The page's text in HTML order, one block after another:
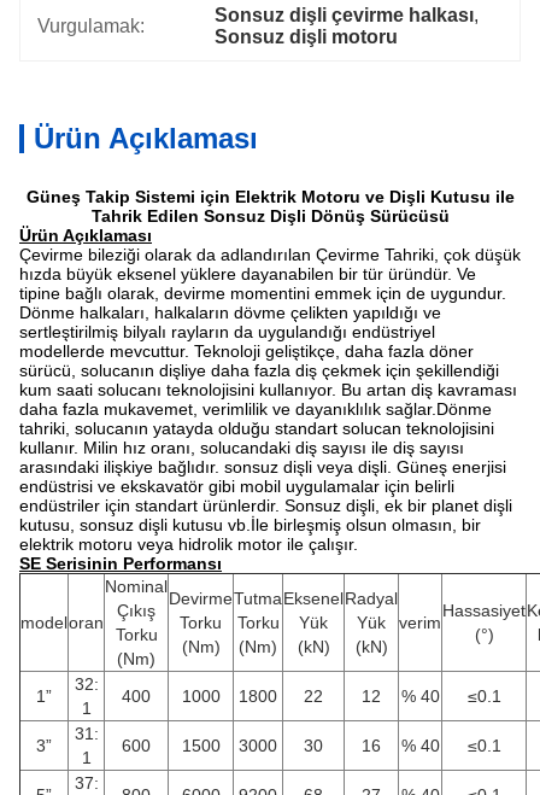
Vurgulamak:
Sonsuz dişli çevirme halkası,
Sonsuz dişli motoru
Ürün Açıklaması
Güneş Takip Sistemi için Elektrik Motoru ve Dişli Kutusu ile
Tahrik Edilen Sonsuz Dişli Dönüş Sürücüsü
Ürün Açıklaması
Çevirme bileziği olarak da adlandırılan Çevirme Tahriki, çok düşük
hızda büyük eksenel yüklere dayanabilen bir tür üründür. Ve
tipine bağlı olarak, devirme momentini emmek için de uygundur.
Dönme halkaları, halkaların dövme çelikten yapıldığı ve
sertleştirilmiş bilyalı rayların da uygulandığı endüstriyel
modellerde mevcuttur. Teknoloji geliştikçe, daha fazla döner
sürücü, solucanın dişliye daha fazla diş çekmek için şekillendiği
kum saati solucanı teknolojisini kullanıyor. Bu artan diş kavraması
daha fazla mukavemet, verimlilik ve dayanıklılık sağlar.Dönme
tahriki, solucanın yatayda olduğu standart solucan teknolojisini
kullanır. Milin hız oranı, solucandaki diş sayısı ile diş sayısı
arasındaki ilişkiye bağlıdır. sonsuz dişli veya dişli. Güneş enerjisi
endüstrisi ve ekskavatör gibi mobil uygulamalar için belirli
endüstriler için standart ürünlerdir. Sonsuz dişli, ek bir planet dişli
kutusu, sonsuz dişli kutusu vb.İle birleşmiş olsun olmasın, bir
elektrik motoru veya hidrolik motor ile çalışır.
SE Serisinin Performansı
modeloran
Nominal
Çıkış
Torku
(Nm)
Devirme
Torku
(Nm)
Tutma
Torku
(Nm)
Eksenel
Yük
(kN)
Radyal
Yük
(kN)
verim
Hassasiyet
(°)
1”
32:
1
400 1000 1800 22 12 % 40 ≤0.1
3”
31:
1
600 1500 3000 30 16 % 40 ≤0.1
37: